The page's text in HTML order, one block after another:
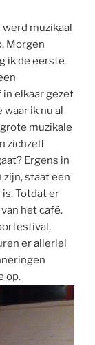
muzikaal
. Morgen
ik de eerste
elkaar gezet
ik nu al
muzikale
zichzelf
Ergens in
zijn, staat een
Totdat er
het café.
er allerlei
op.